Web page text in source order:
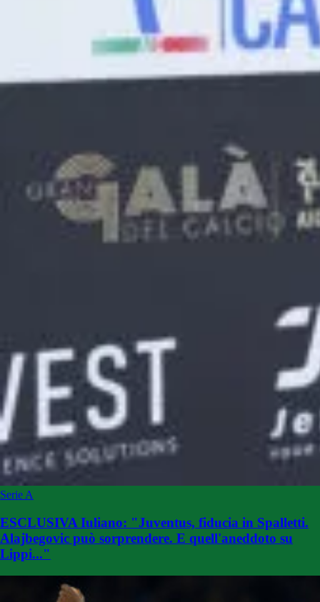
Serie A
ESCLUSIVA Iuliano: "Juventus, fiducia in Spalletti.
Alajbegovic può sorprendere. E quell'aneddoto su
Lippi..."